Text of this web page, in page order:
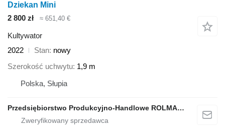
Dziekan Mini
2 800 zł
≈ 651,40 €
Kultywator
2022
Stan nowy
Szerokość uchwytu 1,9 m
Polska, Słupia
Przedsiębiorstwo Produkcyjno-Handlowe ROLMAPOL Marcin Dziekan